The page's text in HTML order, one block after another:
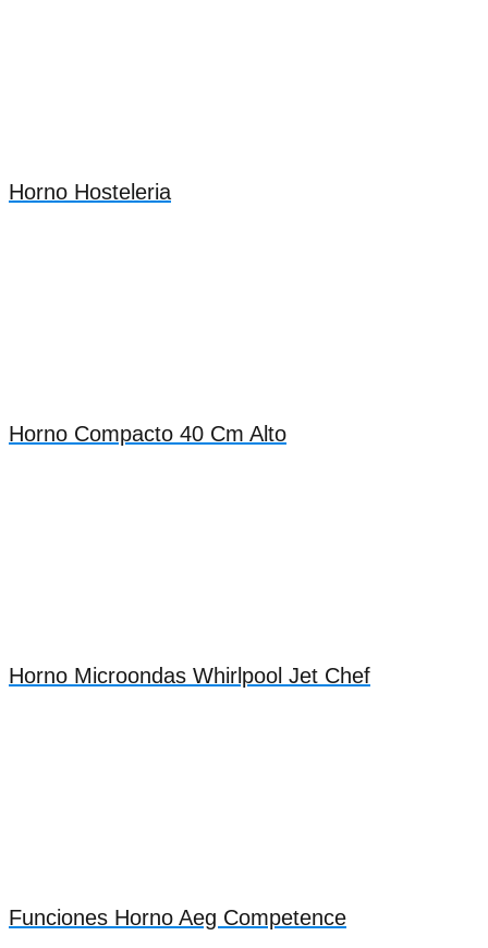
Horno Hosteleria
Horno Compacto 40 Cm Alto
Horno Microondas Whirlpool Jet Chef
Funciones Horno Aeg Competence